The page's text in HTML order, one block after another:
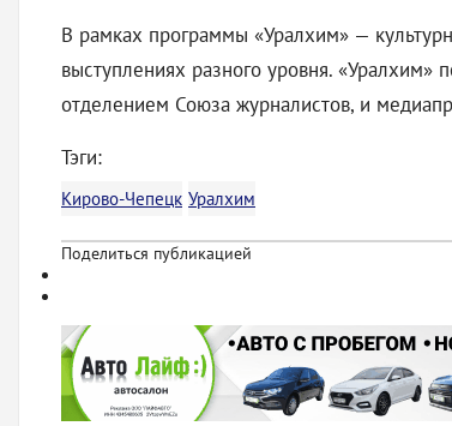
В рамках программы «Уралхим» —
выступлениях разного уровня.
отделением Союза журналистов, и
Тэги:
Кирово-Чепецк Уралхим
Поделиться публикацией